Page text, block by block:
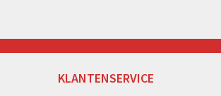
KLANTENSERVICE